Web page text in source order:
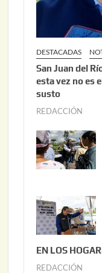
DESTACADAS
San Juan del
esta vez no es
susto
REDACCIÓN
o
s
t
3
,
2
0
EN LOS
REDACCIÓN